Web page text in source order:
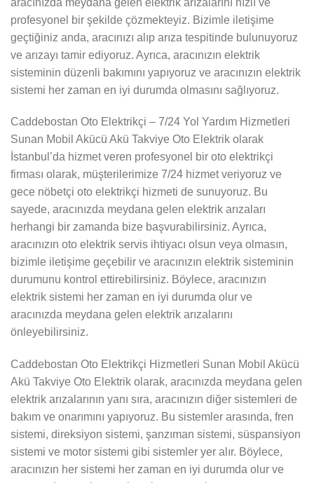
profesyonel bir şekilde çözmekteyiz. Bizimle iletişime
geçtiğiniz anda, aracınızı alıp arıza tespitinde bulunuyoruz
ve arızayı tamir ediyoruz. Ayrıca, aracınızın elektrik
sisteminin düzenli bakımını yapıyoruz ve aracınızın elektrik
sistemi her zaman en iyi durumda olmasını sağlıyoruz.
Caddebostan Oto Elektrikçi – 7/24 Yol Yardım Hizmetleri
Sunan Mobil Akücü Akü Takviye Oto Elektrik olarak
İstanbul’da hizmet veren profesyonel bir oto elektrikçi
firması olarak, müşterilerimize 7/24 hizmet veriyoruz ve
gece nöbetçi oto elektrikçi hizmeti de sunuyoruz. Bu
sayede, aracınızda meydana gelen elektrik arızaları
herhangi bir zamanda bize başvurabilirsiniz. Ayrıca,
aracınızın oto elektrik servis ihtiyacı olsun veya olmasın,
bizimle iletişime geçebilir ve aracınızın elektrik sisteminin
durumunu kontrol ettirebilirsiniz. Böylece, aracınızın
elektrik sistemi her zaman en iyi durumda olur ve
aracınızda meydana gelen elektrik arızalarını
önleyebilirsiniz.
Caddebostan Oto Elektrikçi Hizmetleri Sunan Mobil Akücü
Akü Takviye Oto Elektrik olarak, aracınızda meydana gelen
elektrik arızalarının yanı sıra, aracınızın diğer sistemleri de
bakım ve onarımını yapıyoruz. Bu sistemler arasında, fren
sistemi, direksiyon sistemi, şanzıman sistemi, süspansiyon
sistemi ve motor sistemi gibi sistemler yer alır. Böylece,
aracınızın her sistemi her zaman en iyi durumda olur ve